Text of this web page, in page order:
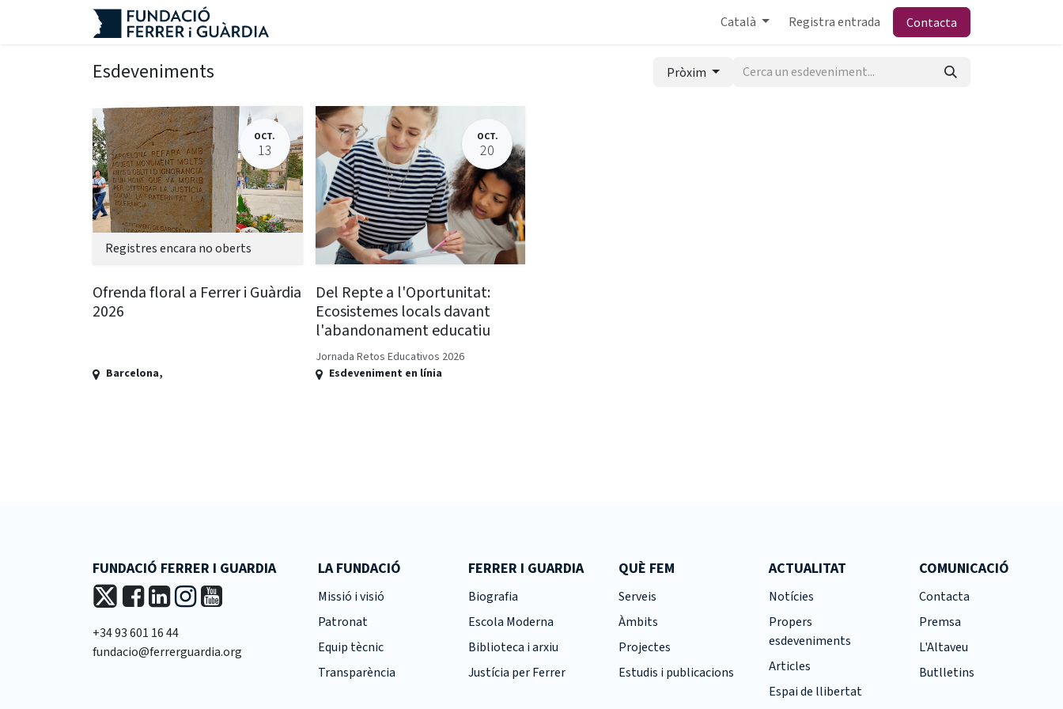
Català Registra entrada Contacta
Esdeveniments Pròxim
OCT.
13
Registres encara no oberts
Ofrenda floral a Ferrer i Guàrdia
2026
Barcelona,
OCT.
20
Del Repte a l'Oportunitat:
Ecosistemes locals davant
l'abandonament educatiu
Jornada Retos Educativos 2026
Esdeveniment en línia
FUNDACIÓ FERRER I GUARDIA
+34 93 601 16 44
fundacio@ferrerguardia.org
LA FUNDACIÓ
Missió i visió
Patronat
Equip tècnic
Transparència
FERRER I GUARDIA
Biografia
Escola Moderna
Biblioteca i arxiu
Justícia per Ferrer
QUÈ FEM
Serveis
Àmbits
Projectes
Estudis i publicacions
ACTUALITAT
Notícies
Propers
esdeveniments
Articles
Espai de llibertat
COMUNICACIÓ
Contacta
Premsa
L'Altaveu
Butlletins